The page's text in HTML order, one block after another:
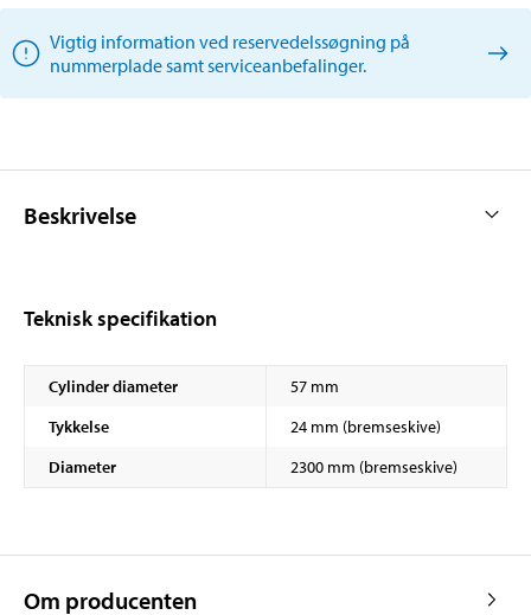
Vigtig information ved reservedelssøgning på
nummerplade samt serviceanbefalinger.
Beskrivelse
Teknisk specifikation
Cylinder diameter
57 mm
Tykkelse
24 mm (bremseskive)
Diameter
2300 mm (bremseskive)
Om producenten